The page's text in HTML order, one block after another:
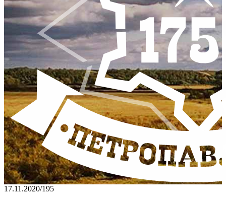
17.11.2020/195